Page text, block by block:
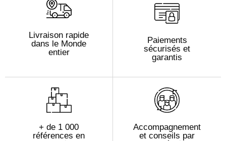
Livraison rapide
dans le Monde
entier
Paiements
sécurisés et
garantis
+ de 1 000
références en
Accompagnement
et conseils par